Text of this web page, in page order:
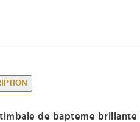
timbale de bapteme brillante